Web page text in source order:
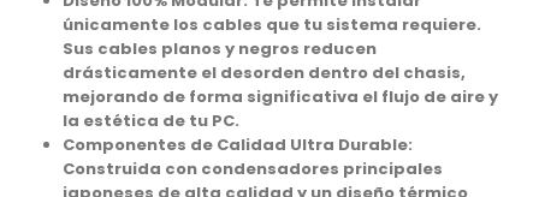
únicamente los cables que tu sistema requiere.
Sus cables planos y negros reducen
drásticamente el desorden dentro del chasis,
mejorando de forma significativa el flujo de aire y
la estética de tu PC.
Componentes de Calidad Ultra Durable:
Construida con condensadores principales
japoneses de alta calidad y un diseño térmico